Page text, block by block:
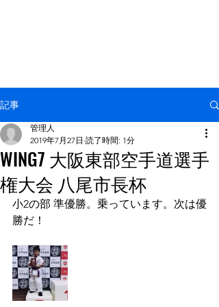
記事
WING7 大阪東部空手道選手
権大会 八尾市長杯
管理人
2019年7月27日 読了時間: 1分
小2の部 準優勝。乗っています。次は優
勝だ！